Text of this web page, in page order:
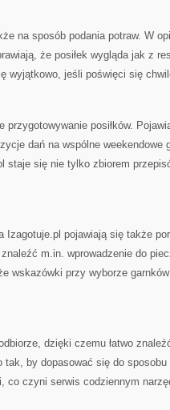
na sposób podania potraw. W
że posiłek wygląda jak z
wyjątkowo, jeśli poświęci się
przygotowywanie posiłków.
dań na wspólne weekendowe
staje się nie tylko zbiorem
Izagotuje.pl pojawiają się także
m.in. wprowadzenie do
wskazówki przy wyborze
dzięki czemu łatwo
tak, by dopasować się do
co czyni serwis codziennym